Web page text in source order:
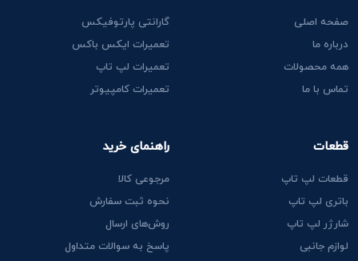
صفحه اصلی
درباره ما
همه محصولات
تماس با ما
قطعات
قطعات لپ تاپ
باتری لپ تاپ
شارژر لپ تاپ
لوازم جانبی
گارانتی پارتوفیکس
تعمیرات ایکس باکس
تعمیرات لپ تاپ
تعمیرات کامپیوتر
راهنمای خرید
مرجوعی کالا
نحوه ثبت سفارش
روش‌های ارسال
پاسخ به سوالات متداول